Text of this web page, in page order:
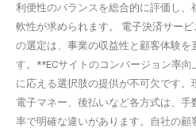
利便性のバランスを総合的に評価し、
軟性が求められます。 電子決済サー
の選定は、事業の収益性と顧客体験
す。**ECサイトのコンバージョン率
に応える選択肢の提供が不可欠です。
電子マネー、後払いなど各方式は、手
率で明確な違いがあります。自社の